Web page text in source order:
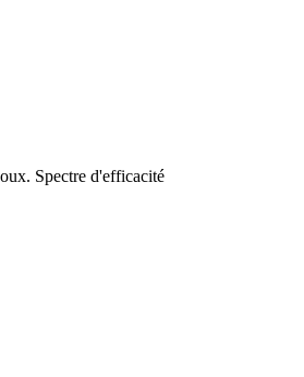
Spectre d'efficacité